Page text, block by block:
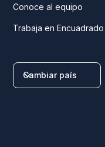
Conoce al equipo
Trabaja en Encuadrado
Cambiar país